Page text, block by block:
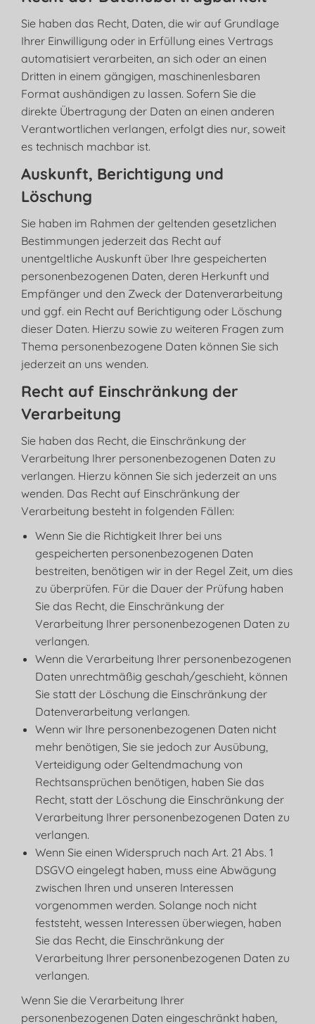
Sie haben das Recht, Daten, die wir auf Grundlage
Ihrer Einwilligung oder in Erfüllung eines Vertrags
automatisiert verarbeiten, an sich oder an einen
Dritten in einem gängigen, maschinenlesbaren
Format aushändigen zu lassen. Sofern Sie die
direkte Übertragung der Daten an einen anderen
Verantwortlichen verlangen, erfolgt dies nur, soweit
es technisch machbar ist.
Auskunft, Berichtigung und
Löschung
Sie haben im Rahmen der geltenden gesetzlichen
Bestimmungen jederzeit das Recht auf
unentgeltliche Auskunft über Ihre gespeicherten
personenbezogenen Daten, deren Herkunft und
Empfänger und den Zweck der Datenverarbeitung
und ggf. ein Recht auf Berichtigung oder Löschung
dieser Daten. Hierzu sowie zu weiteren Fragen zum
Thema personenbezogene Daten können Sie sich
jederzeit an uns wenden.
Recht auf Einschränkung der
Verarbeitung
Sie haben das Recht, die Einschränkung der
Verarbeitung Ihrer personenbezogenen Daten zu
verlangen. Hierzu können Sie sich jederzeit an uns
wenden. Das Recht auf Einschränkung der
Verarbeitung besteht in folgenden Fällen:
Wenn Sie die Richtigkeit Ihrer bei uns
gespeicherten personenbezogenen Daten
bestreiten, benötigen wir in der Regel Zeit, um dies
zu überprüfen. Für die Dauer der Prüfung haben
Sie das Recht, die Einschränkung der
Verarbeitung Ihrer personenbezogenen Daten zu
verlangen.
Wenn die Verarbeitung Ihrer personenbezogenen
Daten unrechtmäßig geschah/geschieht, können
Sie statt der Löschung die Einschränkung der
Datenverarbeitung verlangen.
Wenn wir Ihre personenbezogenen Daten nicht
mehr benötigen, Sie sie jedoch zur Ausübung,
Verteidigung oder Geltendmachung von
Rechtsansprüchen benötigen, haben Sie das
Recht, statt der Löschung die Einschränkung der
Verarbeitung Ihrer personenbezogenen Daten zu
verlangen.
Wenn Sie einen Widerspruch nach Art. 21 Abs. 1
DSGVO eingelegt haben, muss eine Abwägung
zwischen Ihren und unseren Interessen
vorgenommen werden. Solange noch nicht
feststeht, wessen Interessen überwiegen, haben
Sie das Recht, die Einschränkung der
Verarbeitung Ihrer personenbezogenen Daten zu
verlangen.
Wenn Sie die Verarbeitung Ihrer
personenbezogenen Daten eingeschränkt haben,